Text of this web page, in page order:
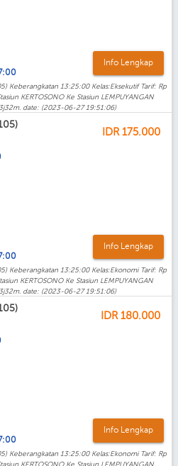
Info Lengkap
Keberangkatan 13:25:00 Kelas:Eksekutif Tarif: Rp
KERTOSONO Ke Stasiun LEMPUYANGAN
date: (2023-06-27 19:51:06)
IDR 175.000
Info Lengkap
Keberangkatan 13:25:00 Kelas:Ekonomi Tarif: Rp
KERTOSONO Ke Stasiun LEMPUYANGAN
date: (2023-06-27 19:51:06)
IDR 180.000
Info Lengkap
Keberangkatan 13:25:00 Kelas:Ekonomi Tarif: Rp
KERTOSONO Ke Stasiun LEMPUYANGAN